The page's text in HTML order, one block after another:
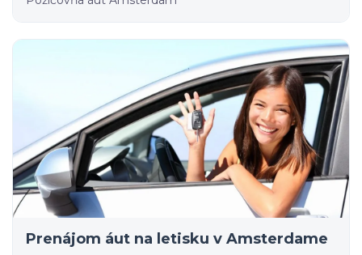
Prenájom áut na letisku v Amsterdame